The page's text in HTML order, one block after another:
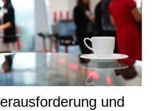
und